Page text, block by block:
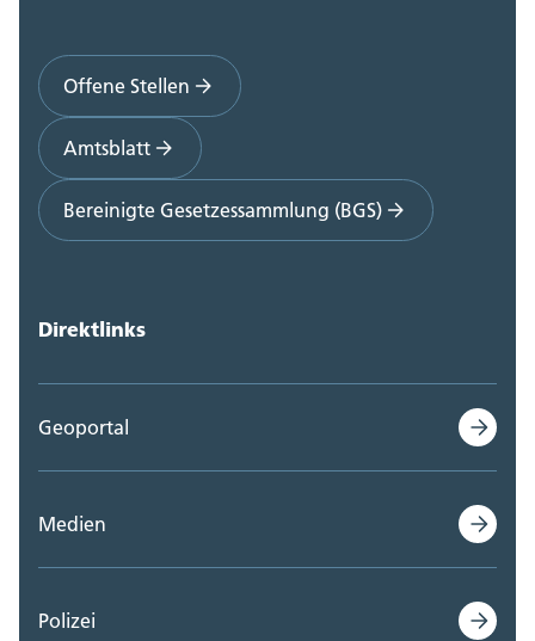
Staatskanzlei (0)
Steueramt (0)
Volkswirtschaftsdepartement;
Departementssekretariat (0)
Offene Stellen
Amtsblatt
Bereinigte Gesetzessammlung (BGS)
Direktlinks
Geoportal
Medien
Polizei